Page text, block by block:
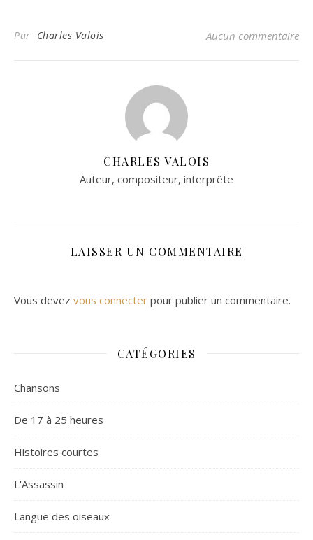
Par Charles Valois Aucun commentaire
CHARLES VALOIS
Auteur, compositeur, interprête
LAISSER UN COMMENTAIRE
Vous devez vous connecter pour publier un commentaire.
CATÉGORIES
Chansons
De 17 à 25 heures
Histoires courtes
L'Assassin
Langue des oiseaux